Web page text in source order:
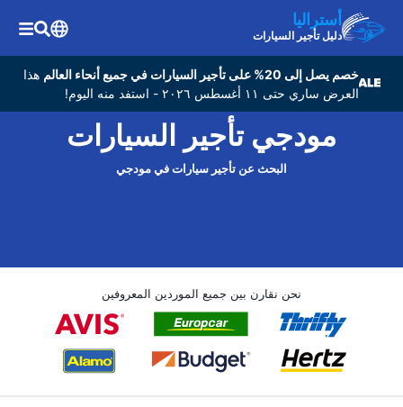
أستراليا
دليل تأجير السيارات
خصم يصل إلى 20% على تأجير السيارات في جميع أنحاء العالم
هذا
العرض ساري حتى ١١ أغسطس ٢٠٢٦ - استفد منه اليوم!
مودجي تأجير السيارات
البحث عن تأجير سيارات في مودجي
نحن نقارن بين جميع الموردين المعروفين